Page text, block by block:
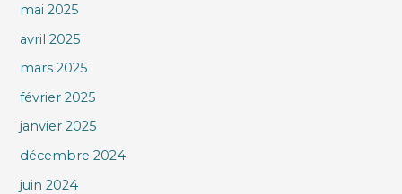
mai 2025
avril 2025
mars 2025
février 2025
janvier 2025
décembre 2024
juin 2024